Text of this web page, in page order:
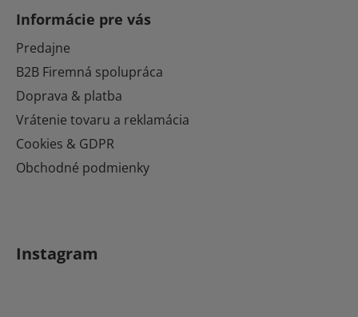
Informácie pre vás
Predajne
B2B Firemná spolupráca
Doprava & platba
Vrátenie tovaru a reklamácia
Cookies & GDPR
Obchodné podmienky
Instagram